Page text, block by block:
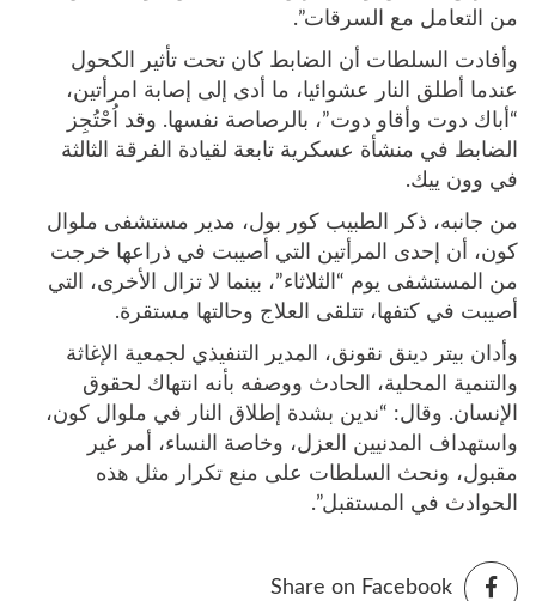
من التعامل مع السرقات”.
وأفادت السلطات أن الضابط كان تحت تأثير الكحول
عندما أطلق النار عشوائيا، ما أدى إلى إصابة امرأتين،
“أباك دوت وأقاو دوت”، بالرصاصة نفسها. وقد اُحْتُجِز
الضابط في منشأة عسكرية تابعة لقيادة الفرقة الثالثة
في وون ييك.
من جانبه، ذكر الطبيب كور بول، مدير مستشفى ملوال
كون، أن إحدى المرأتين التي أصيبت في ذراعها خرجت
من المستشفى يوم “الثلاثاء”، بينما لا تزال الأخرى، التي
أصيبت في كتفها، تتلقى العلاج وحالتها مستقرة.
وأدان بيتر دينق نقونق، المدير التنفيذي لجمعية الإغاثة
والتنمية المحلية، الحادث ووصفه بأنه انتهاك لحقوق
الإنسان. وقال: “ندين بشدة إطلاق النار في ملوال كون،
واستهداف المدنيين العزل، وخاصة النساء، أمر غير
مقبول، ونحث السلطات على منع تكرار مثل هذه
الحوادث في المستقبل”.
Share on Facebook